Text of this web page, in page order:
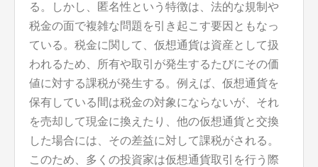
る。しかし、匿名性という特徴は、法的な規制や
税金の面で複雑な問題を引き起こす要因ともなっ
ている。税金に関して、仮想通貨は資産として扱
われるため、所有や取引が発生するたびにその価
値に対する課税が発生する。例えば、仮想通貨を
保有している間は税金の対象にならないが、それ
を売却して現金に換えたり、他の仮想通貨と交換
した場合には、その差益に対して課税がされる。
このため、多くの投資家は仮想通貨取引を行う際